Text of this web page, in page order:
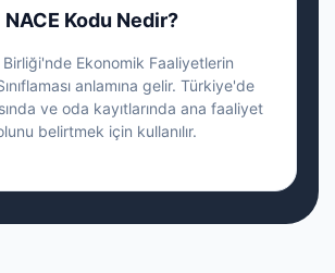
NACE Kodu Nedir?
Ekonomik Faaliyetlerin
anlamına gelir. Türkiye'de
ve oda kayıtlarında ana faaliyet
belirtmek için kullanılır.